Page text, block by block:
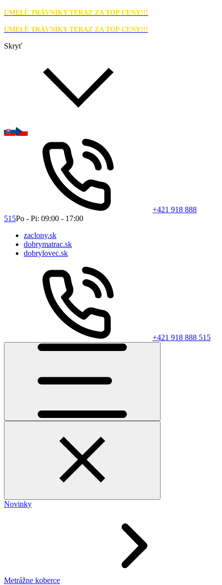
UMELÉ TRÁVNIKY TERAZ ZA TOP CENY!!!
UMELÉ TRÁVNIKY TERAZ ZA TOP CENY!!!
Skryť
+421 918 888
515Po - Pi: 09:00 - 17:00
zaclony.sk
dobrymatrac.sk
dobrylovec.sk
+421 918 888 515
Novinky
Metrážne koberce